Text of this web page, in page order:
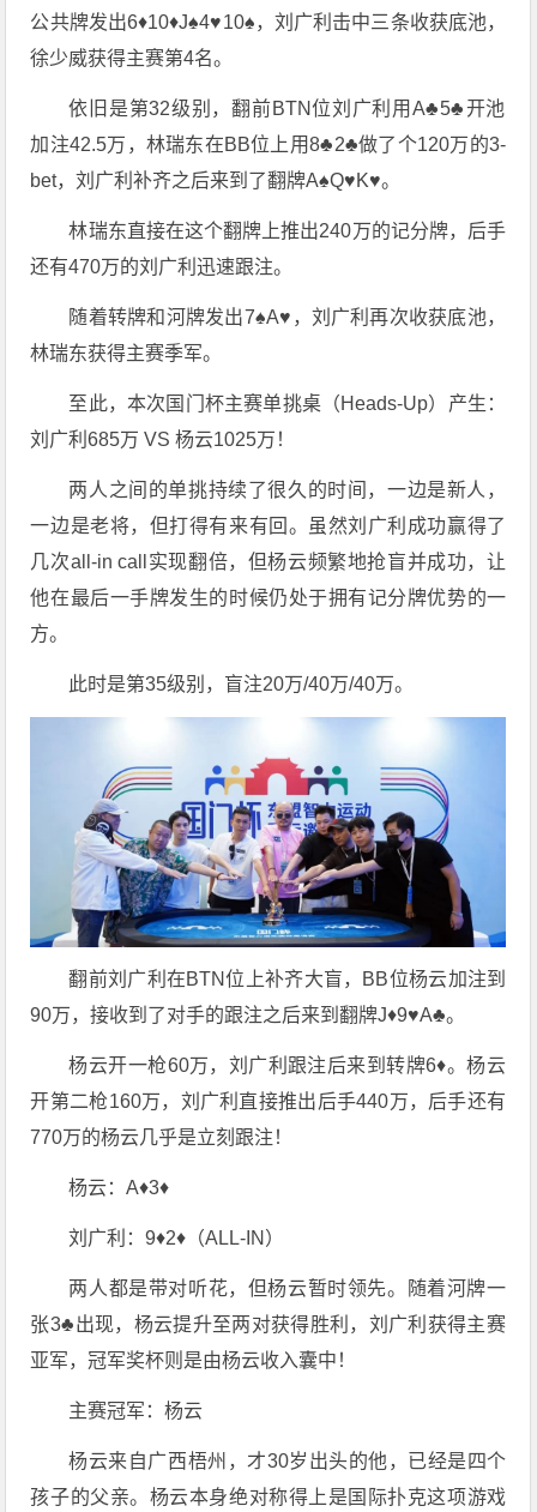
公共牌发出6♦️10♦️J♠️4♥️10♠️，刘广利击中三条收获底池，
徐少威获得主赛第4名。
依旧是第32级别，翻前BTN位刘广利用A♣️5♣️开池
加注42.5万，林瑞东在BB位上用8♣️2♣️做了个120万的3-
bet，刘广利补齐之后来到了翻牌A♠️Q♥️K♥️。
林瑞东直接在这个翻牌上推出240万的记分牌，后手
还有470万的刘广利迅速跟注。
随着转牌和河牌发出7♠️A♥️，刘广利再次收获底池，
林瑞东获得主赛季军。
至此，本次国门杯主赛单挑桌（Heads-Up）产生：
刘广利685万 VS 杨云1025万！
两人之间的单挑持续了很久的时间，一边是新人，
一边是老将，但打得有来有回。虽然刘广利成功赢得了
几次all-in call实现翻倍，但杨云频繁地抢盲并成功，让
他在最后一手牌发生的时候仍处于拥有记分牌优势的一
方。
此时是第35级别，盲注20万/40万/40万。
翻前刘广利在BTN位上补齐大盲，BB位杨云加注到
90万，接收到了对手的跟注之后来到翻牌J♦️9♥️A♣️。
杨云开一枪60万，刘广利跟注后来到转牌6♦️。杨云
开第二枪160万，刘广利直接推出后手440万，后手还有
770万的杨云几乎是立刻跟注！
杨云：A♦️3♦️
刘广利：9♦️2♦️（ALL-IN）
两人都是带对听花，但杨云暂时领先。随着河牌一
张3♣️出现，杨云提升至两对获得胜利，刘广利获得主赛
亚军，冠军奖杯则是由杨云收入囊中！
主赛冠军：杨云
杨云来自广西梧州，才30岁出头的他，已经是四个
孩子的父亲。杨云本身绝对称得上是国际扑克这项游戏